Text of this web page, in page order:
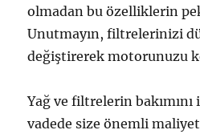
olmadan bu özelliklerin
Unutmayın, filtrelerinizi
değiştirerek motorunuzu
Yağ ve filtrelerin
vadede size önemli